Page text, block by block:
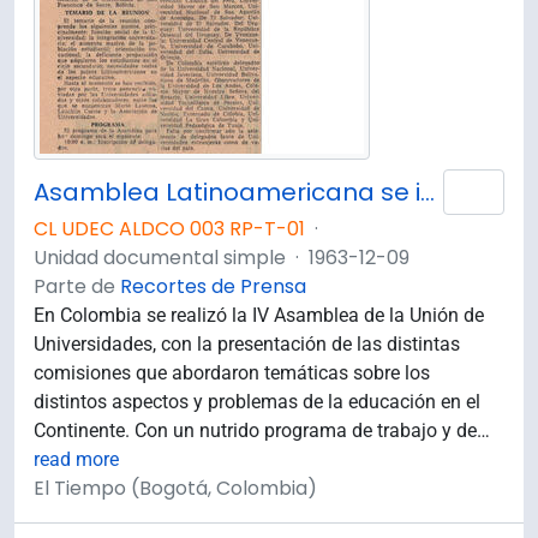
Asamblea Latinoamericana se instala hoy.
CL UDEC ALDCO 003 RP-T-01 ·
Unidad documental simple · 1963-12-09
Parte de Recortes de Prensa
En Colombia se realizó la IV Asamblea de la Unión de
Universidades, con la presentación de las distintas
comisiones que abordaron temáticas sobre los
distintos aspectos y problemas de la educación en el
Continente. Con un nutrido programa de trabajo y de…
read more
El Tiempo (Bogotá, Colombia)